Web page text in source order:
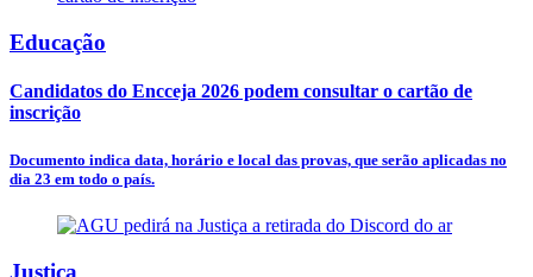
Educação
Candidatos do Encceja 2026 podem consultar o cartão de
inscrição
Documento indica data, horário e local das provas, que serão aplicadas no
dia 23 em todo o país.
Justiça